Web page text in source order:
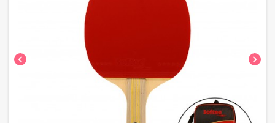
chevron_left chevron_right